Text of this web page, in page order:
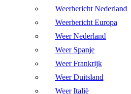
Weerbericht Nederland
Weerbericht Europa
Weer Nederland
Weer Spanje
Weer Frankrijk
Weer Duitsland
Weer Italië